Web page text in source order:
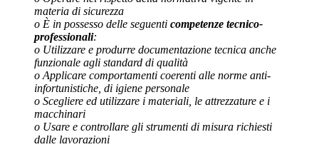
materia di sicurezza
o È in possesso delle seguenti competenze tecnico-
professionali:
o Utilizzare e produrre documentazione tecnica anche
funzionale agli standard di qualità
o Applicare comportamenti coerenti alle norme anti-
infortunistiche, di igiene personale
o Scegliere ed utilizzare i materiali, le attrezzature e i
macchinari
o Usare e controllare gli strumenti di misura richiesti
dalle lavorazioni